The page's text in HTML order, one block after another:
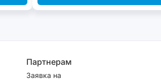
Партнерам
Заявка на